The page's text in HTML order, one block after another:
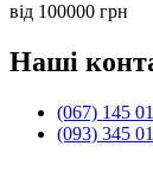
від 100000 грн
Наші
(067) 145
(093) 345